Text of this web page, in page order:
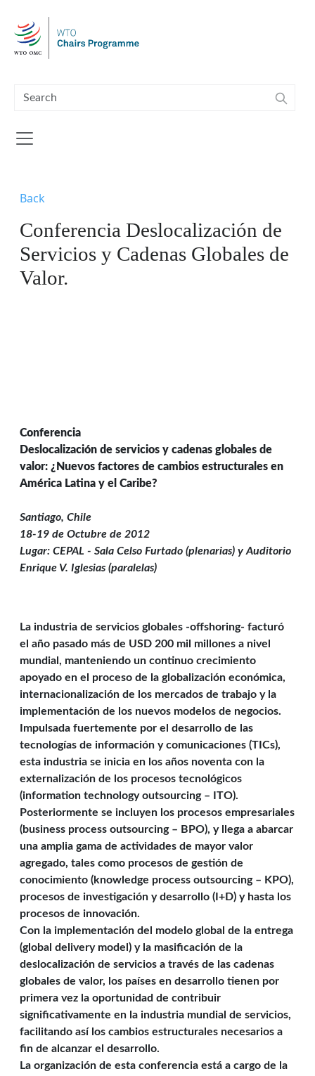
Back
Conferencia Deslocalización de
Servicios y Cadenas Globales de
Valor.
Conferencia
Deslocalización de servicios y cadenas globales de
valor: ¿Nuevos factores de cambios estructurales en
América Latina y el Caribe?
Santiago, Chile
18-19 de Octubre de 2012
Lugar: CEPAL - Sala Celso Furtado (plenarias) y Auditorio
Enrique V. Iglesias (paralelas)
La industria de servicios globales -offshoring- facturó
el año pasado más de USD 200 mil millones a nivel
mundial, manteniendo un continuo crecimiento
apoyado en el proceso de la globalización económica,
internacionalización de los mercados de trabajo y la
implementación de los nuevos modelos de negocios.
Impulsada fuertemente por el desarrollo de las
tecnologías de información y comunicaciones (TICs),
esta industria se inicia en los años noventa con la
externalización de los procesos tecnológicos
(information technology outsourcing – ITO).
Posteriormente se incluyen los procesos empresariales
(business process outsourcing – BPO), y llega a abarcar
una amplia gama de actividades de mayor valor
agregado, tales como procesos de gestión de
conocimiento (knowledge process outsourcing – KPO),
procesos de investigación y desarrollo (I+D) y hasta los
procesos de innovación.
Con la implementación del modelo global de la entrega
(global delivery model) y la masificación de la
deslocalización de servicios a través de las cadenas
globales de valor, los países en desarrollo tienen por
primera vez la oportunidad de contribuir
significativamente en la industria mundial de servicios,
facilitando así los cambios estructurales necesarios a
fin de alcanzar el desarrollo.
La organización de esta conferencia está a cargo de la